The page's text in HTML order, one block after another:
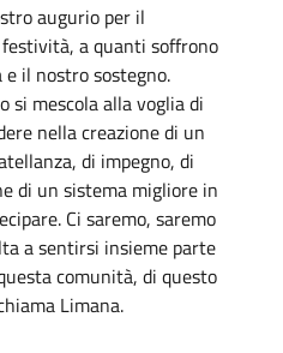
augurio per il
a quanti soffrono
il nostro sostegno.
si mescola alla voglia di
nella creazione di un
di impegno, di
di un sistema migliore in
Ci saremo, saremo
a sentirsi insieme parte
comunità, di questo
Limana.